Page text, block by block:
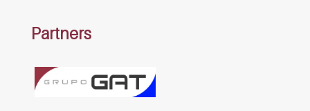
Partners